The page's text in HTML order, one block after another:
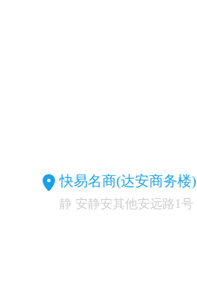
快易名商(达安商务楼)
静 安静安其他安远路1号